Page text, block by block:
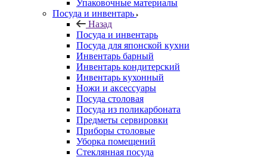
Упаковочные материалы
Посуда и инвентарь
Назад
Посуда и инвентарь
Посуда для японской кухни
Инвентарь барный
Инвентарь кондитерский
Инвентарь кухонный
Ножи и аксессуары
Посуда столовая
Посуда из поликарбоната
Предметы сервировки
Приборы столовые
Уборка помещений
Стеклянная посуда